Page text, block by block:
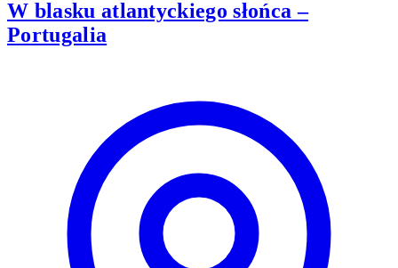
W blasku atlantyckiego słońca –
Portugalia